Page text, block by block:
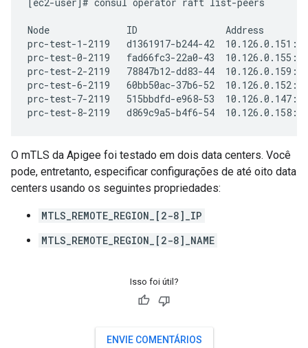
Node              ID                Address
prc-test-1-2119   d1361917-b244-42
prc-test-0-2119   fad66fc3-22a0-43
prc-test-2-2119   78847b12-dd83-44
prc-test-6-2119   60bb50ac-37b6-52
prc-test-7-2119   515bbdfd-e968-53
prc-test-8-2119   d869c9a5-b4f6-54
O mTLS da Apigee foi testado em dois data centers. Você
pode, entretanto, especificar configurações de até oito data
centers usando os seguintes propriedades:
MTLS_REMOTE_REGION_[2-8]_IP
MTLS_REMOTE_REGION_[2-8]_NAME
Isso foi útil?
ENVIE COMENTÁRIOS